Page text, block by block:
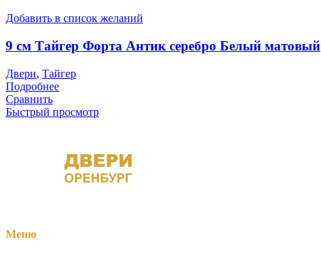
Добавить в список желаний
9 см Тайгер Форта Антик серебро Белый матовый
Двери, Тайгер
Подробнее
Сравнить
Быстрый просмотр
Меню